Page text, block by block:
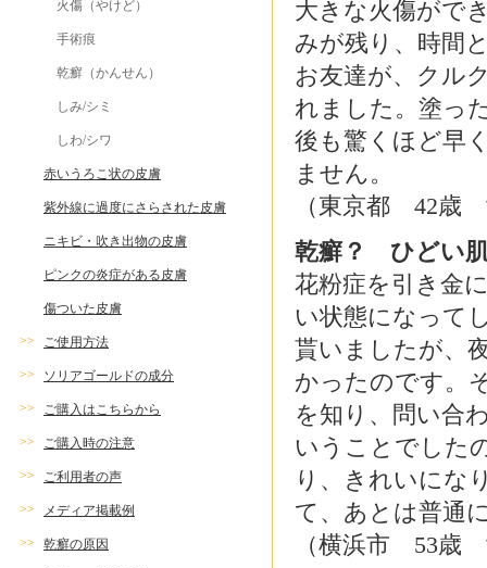
火傷（やけど）
手術痕
乾癬（かんせん）
しみ/シミ
しわ/シワ
赤いうろこ状の皮膚
紫外線に過度にさらされた皮膚
ニキビ・吹き出物の皮膚
ピンクの炎症がある皮膚
傷ついた皮膚
>> ご使用方法
>> ソリアゴールドの成分
>> ご購入はこちらから
>> ご購入時の注意
>> ご利用者の声
>> メディア掲載例
>> 乾癬の原因
大きな火傷がで
みが残り、時間
お友達が、クル
れました。塗っ
後も驚くほど早
ません。
（東京都 42歳
乾癬？ ひどい
花粉症を引き金
い状態になって
貰いましたが、
かったのです。
を知り、問い合
いうことでした
り、きれいにな
て、あとは普通
（横浜市 53歳